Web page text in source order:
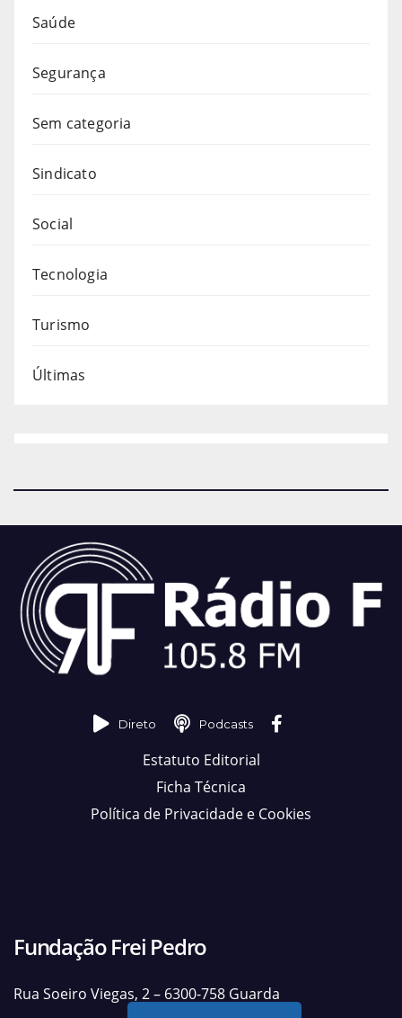
Saúde
Segurança
Sem categoria
Sindicato
Social
Tecnologia
Turismo
Últimas
Direto Podcasts
Estatuto Editorial
Ficha Técnica
Política de Privacidade e Cookies
Fundação Frei Pedro
Rua Soeiro Viegas, 2 – 6300-758 Guarda